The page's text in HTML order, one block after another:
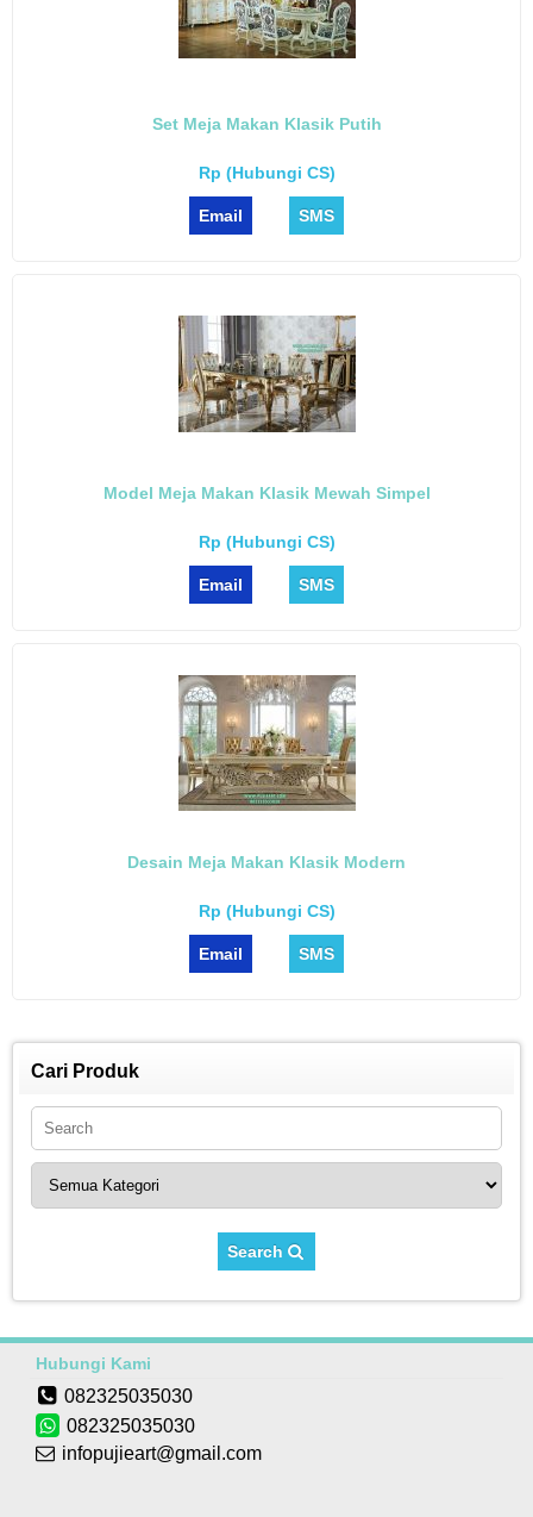
Set Meja Makan Klasik Putih
Rp (Hubungi CS)
Email SMS
Model Meja Makan Klasik Mewah Simpel
Rp (Hubungi CS)
Email SMS
Desain Meja Makan Klasik Modern
Rp (Hubungi CS)
Email SMS
Cari Produk
Search
Hubungi Kami
082325035030
082325035030
infopujieart@gmail.com